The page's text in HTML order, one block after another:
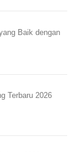
Baik dengan
Terbaru 2026